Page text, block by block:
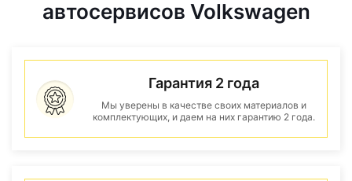
автосервисов Volkswagen
Гарантия 2 года
Мы уверены в качестве своих материалов и
комплектующих, и даем на них гарантию 2 года.